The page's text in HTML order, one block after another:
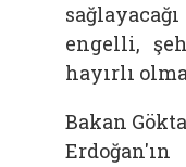
engelli,
hayırlı
Bakan